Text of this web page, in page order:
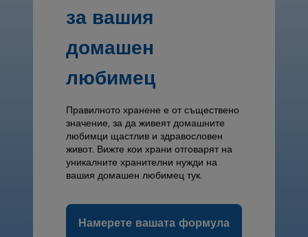
за вашия
домашен
любимец
Правилното хранене е от съществено
значение, за да живеят домашните
любимци щастлив и здравословен
живот. Вижте кои храни отговарят на
уникалните хранителни нужди на
вашия домашен любимец тук.
Намерете вашата формула